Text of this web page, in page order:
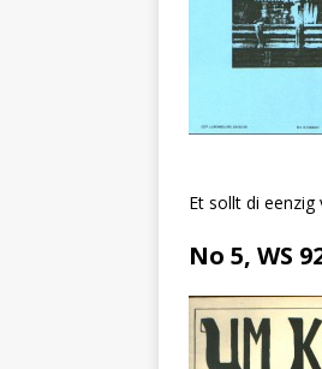
Et sollt di eenzig
No 5, WS